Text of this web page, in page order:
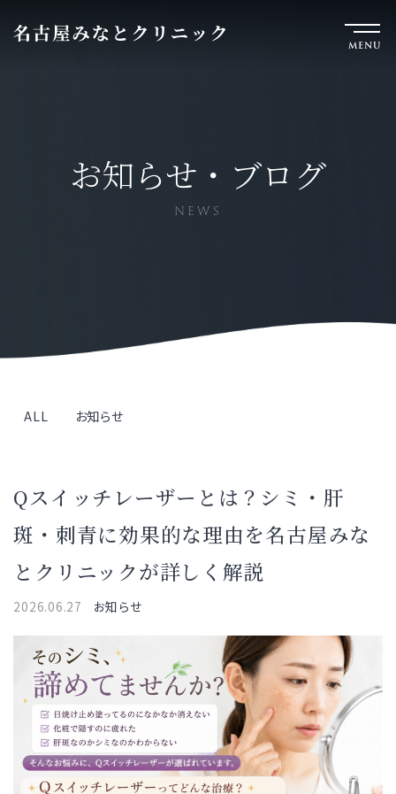
MENU
お知らせ・ブログ
NEWS
ALL お知らせ
Qスイッチレーザーとは？シミ・肝
斑・刺青に効果的な理由を名古屋みな
とクリニックが詳しく解説
2026.06.27 お知らせ